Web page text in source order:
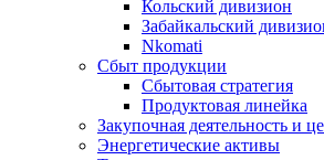
Кольский дивизион
Забайкальский
Nkomati
Сбыт продукции
Сбытовая стратегия
Продуктовая линейка
Закупочная деятельность и
Энергетические активы